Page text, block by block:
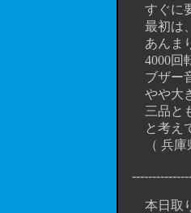
すぐに要
最初は、
あんまり
4000回転
ブザー音
やや大き
三品とも
と考えて
（ 兵庫
本日取り